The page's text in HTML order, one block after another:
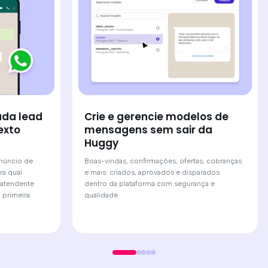
Crie e gerencie modelos de
mensagens sem sair da
Huggy
Boas-vindas, confirmações, ofertas, cobranças
e mais: criados, aprovados e disparados
dentro da plataforma com segurança e
qualidade